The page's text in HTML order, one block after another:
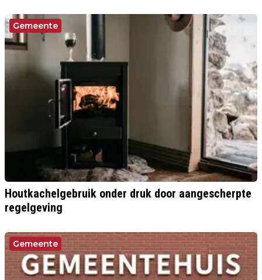
Gemeente
Houtkachelgebruik onder druk door aangescherpte
regelgeving
Gemeente